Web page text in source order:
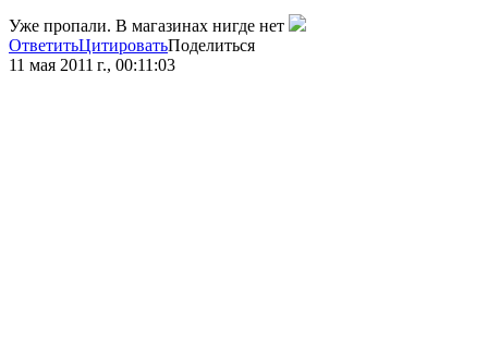
Уже пропали. В магазинах нигде нет
ОтветитьЦитироватьПоделиться
11 мая 2011 г., 00:11:03